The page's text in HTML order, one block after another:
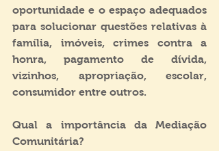
oportunidade e o espaço adequados
para solucionar questões relativas à
família, imóveis, crimes contra a
honra, pagamento de dívida,
vizinhos, apropriação, escolar,
consumidor entre outros.
Qual a importância da Mediação
Comunitária?